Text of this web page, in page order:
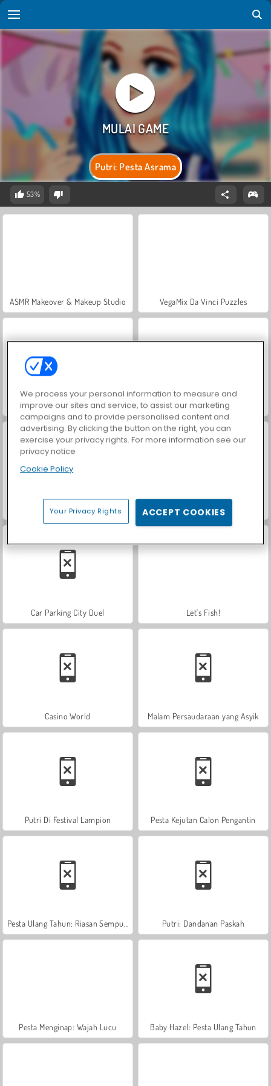
Putri: Pesta Asrama
53%
ASMR Makeover & Makeup Studio VegaMix Da Vinci Puzzles
Hidden Object: Street of Secrets Farm Merge Valley
World War 2 Shooter Royal Story
Car Parking City Duel Let's Fish!
Casino World Malam Persaudaraan yang Asyik
Putri Di Festival Lampion Pesta Kejutan Calon Pengantin
Putri: Dandanan Paskah
Pesta Menginap: Wajah Lucu Baby Hazel: Pesta Ulang Tahun
We process your personal information to measure and
improve our sites and service, to assist our marketing
campaigns and to provide personalised content and
advertising. By clicking the button on the right, you can
exercise your privacy rights. For more information see our
privacy notice
Cookie Policy
Your Privacy Rights ACCEPT COOKIES